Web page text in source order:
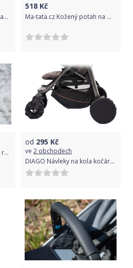
BébéFolie Víceúčelová ochrana 3v1 SLUNCE - DÉŠŤ - HMYZ Black
518 Kč
Ma-tata.cz Kožený potah na madlo kočárku - dítě Značka kočárku: Joolz, Barva: černá, Model kočárku: Geo 1
Ma-tata.cz Kožený potah na rukojeť kočárku - rodič Značka kočárku: Baby Jogger, Barva: černá, Model kočárku: Summit X3
od 295 Kč
ve 2 obchodech
DIAGO Návleky na kola kočárku 4 ks